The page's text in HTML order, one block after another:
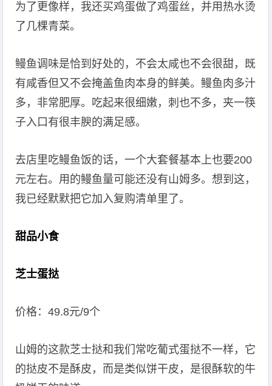
为了更像样，我还买鸡蛋做了鸡蛋丝，并用热水烫
了几棵青菜。
鳗鱼调味是恰到好处的，不会太咸也不会很甜，既
有咸香但又不会掩盖鱼肉本身的鲜美。鳗鱼肉多汁
多，非常肥厚。吃起来很细嫩，刺也不多，夹一筷
子入口有很丰腴的满足感。
去店里吃鳗鱼饭的话，一个大套餐基本上也要200
元左右。用的鳗鱼量可能还没有山姆多。想到这，
我已经默默把它加入复购清单里了。
甜品小食
芝士蛋挞
价格：49.8元/9个
山姆的这款芝士挞和我们常吃葡式蛋挞不一样，它
的挞皮不是酥皮，而是类似饼干皮，是很酥软的牛